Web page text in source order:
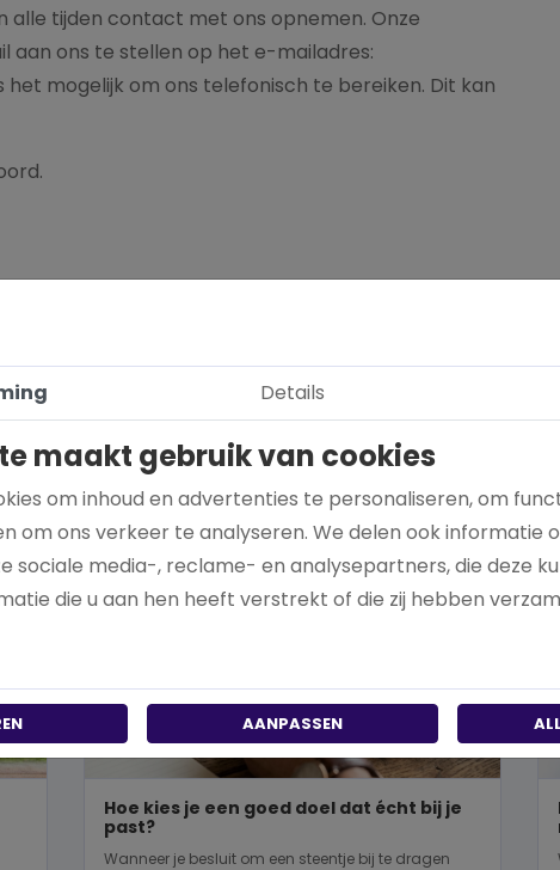
alle tijden contact met ons opnemen. Onze
aan ons te stellen op het e-mailadres:
het mogelijk om ons telefonisch te bereiken. Dit kan
Hoe kies je een goed doel dat écht bij je
past?
Wanneer je besluit om een steentje bij te dragen
Details
maakt gebruik van cookies
om inhoud en advertenties te personaliseren, om
om ons verkeer te analyseren. We delen ook informatie
sociale media-, reclame- en analysepartners, die deze
die u aan hen heeft verstrekt of die zij hebben
AANPASSEN